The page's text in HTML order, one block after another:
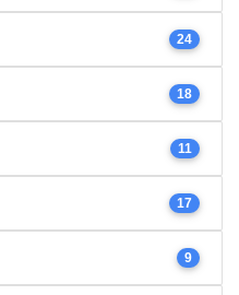
24
18
11
17
9